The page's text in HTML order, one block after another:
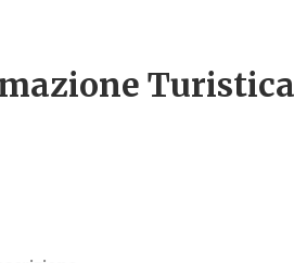
Turistica